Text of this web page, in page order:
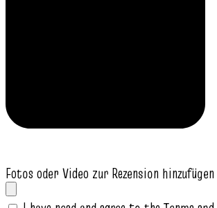
Fotos oder Video zur Rezension hinzufügen